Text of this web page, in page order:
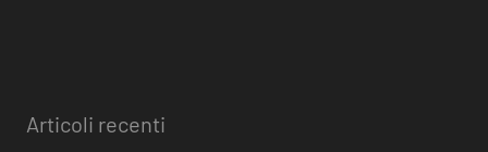
Articoli recenti